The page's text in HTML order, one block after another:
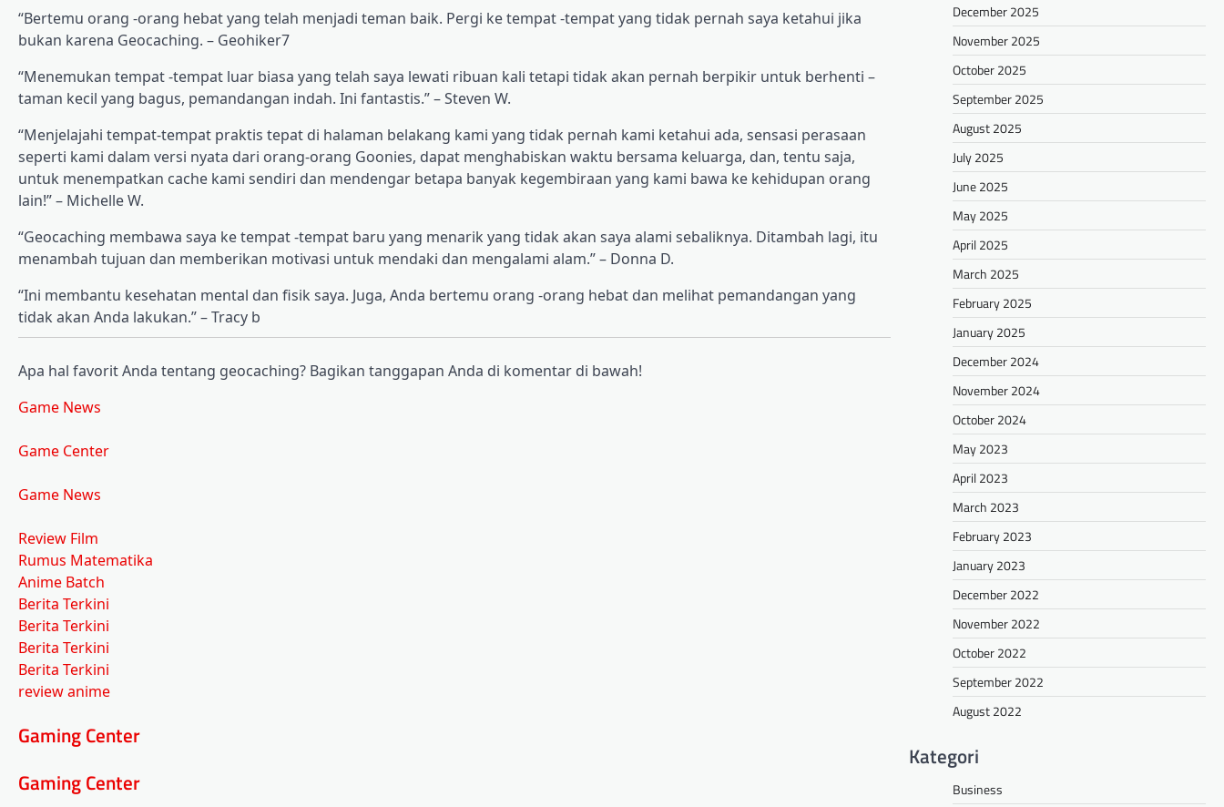
“Bertemu orang -orang hebat yang telah menjadi teman baik. Pergi ke tempat -tempat yang tidak pernah saya ketahui jika
bukan karena Geocaching. – Geohiker7
“Menemukan tempat -tempat luar biasa yang telah saya lewati ribuan kali tetapi tidak akan pernah berpikir untuk berhenti –
taman kecil yang bagus, pemandangan indah. Ini fantastis.” – Steven W.
“Menjelajahi tempat-tempat praktis tepat di halaman belakang kami yang tidak pernah kami ketahui ada, sensasi perasaan
seperti kami dalam versi nyata dari orang-orang Goonies, dapat menghabiskan waktu bersama keluarga, dan, tentu saja,
untuk menempatkan cache kami sendiri dan mendengar betapa banyak kegembiraan yang kami bawa ke kehidupan orang
lain!” – Michelle W.
“Geocaching membawa saya ke tempat -tempat baru yang menarik yang tidak akan saya alami sebaliknya. Ditambah lagi, itu
menambah tujuan dan memberikan motivasi untuk mendaki dan mengalami alam.” – Donna D.
“Ini membantu kesehatan mental dan fisik saya. Juga, Anda bertemu orang -orang hebat dan melihat pemandangan yang
tidak akan Anda lakukan.” – Tracy b
Apa hal favorit Anda tentang geocaching? Bagikan tanggapan Anda di komentar di bawah!
Game News
Game Center
Game News
Review Film
Rumus Matematika
Anime Batch
Berita Terkini
Berita Terkini
Berita Terkini
Berita Terkini
review anime
Gaming Center
Gaming Center
December 2025
November 2025
October 2025
September 2025
August 2025
July 2025
June 2025
May 2025
April 2025
March 2025
February 2025
January 2025
December 2024
November 2024
October 2024
May 2023
April 2023
March 2023
February 2023
January 2023
December 2022
November 2022
October 2022
September 2022
August 2022
Kategori
Business